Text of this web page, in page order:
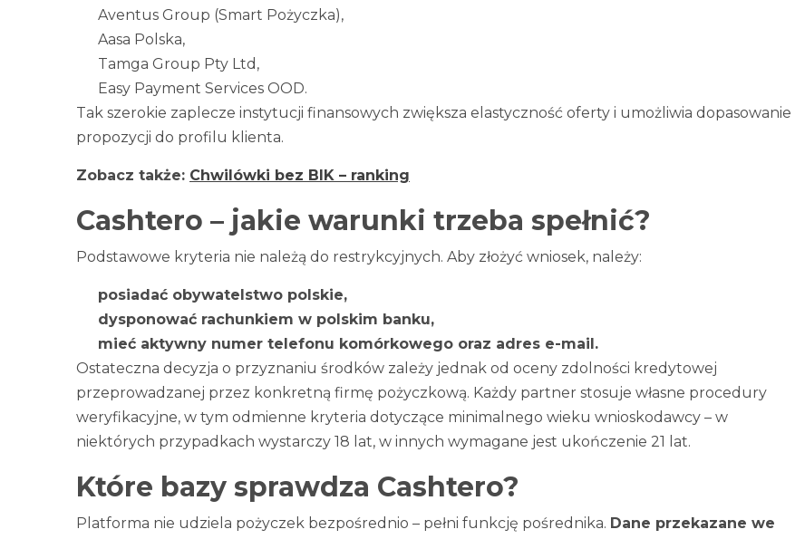
Aventus Group (Smart Pożyczka),
Aasa Polska,
Tamga Group Pty Ltd,
Easy Payment Services OOD.
Tak szerokie zaplecze instytucji finansowych zwiększa elastyczność oferty i umożliwia dopasowanie
propozycji do profilu klienta.
Zobacz także: Chwilówki bez BIK – ranking
Cashtero – jakie warunki trzeba spełnić?
Podstawowe kryteria nie należą do restrykcyjnych. Aby złożyć wniosek, należy:
posiadać obywatelstwo polskie,
dysponować rachunkiem w polskim banku,
mieć aktywny numer telefonu komórkowego oraz adres e-mail.
Ostateczna decyzja o przyznaniu środków zależy jednak od oceny zdolności kredytowej
przeprowadzanej przez konkretną firmę pożyczkową. Każdy partner stosuje własne procedury
weryfikacyjne, w tym odmienne kryteria dotyczące minimalnego wieku wnioskodawcy – w
niektórych przypadkach wystarczy 18 lat, w innych wymagane jest ukończenie 21 lat.
Które bazy sprawdza Cashtero?
Platforma nie udziela pożyczek bezpośrednio – pełni funkcję pośrednika. Dane przekazane we